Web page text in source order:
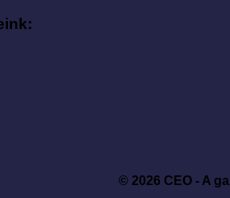
© 2026 CEO - A